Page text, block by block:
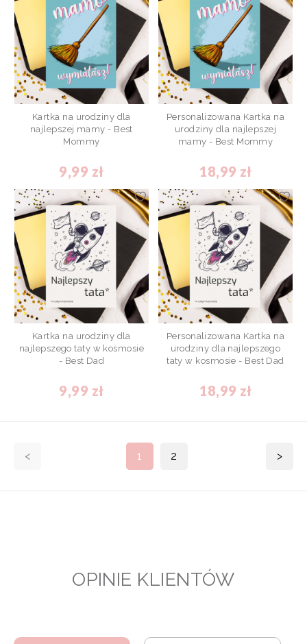
Kartka na urodziny dla
najlepszej mamy - Best
Mommy
9,99 zł
Personalizowana Kartka na
urodziny dla najlepszej
mamy - Best Mommy
18,99 zł
Kartka na urodziny dla
najlepszego taty w kosmosie
- Best Dad
9,99 zł
Personalizowana Kartka na
urodziny dla najlepszego
taty w kosmosie - Best Dad
18,99 zł
< 1 2 >
OPINIE KLIENTÓW